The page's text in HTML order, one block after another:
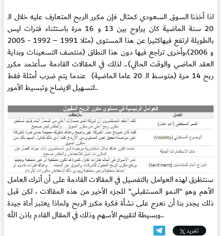
اذا أخذنا السوق السعودي كمثال فإن مكرر الربح المتعارف عليه خلال الـ
20 سنة الماضية كان يراوح بين 13 و 16 مرة باستثناء فترات ليس
بالطويلة ارتفع فيهاكثيرا عن هذا المستوى (مثلا 1991 – 1992 - 2005
و 2006)،وأخرى تراجع فيها دون هذا النطاق (منتصف التسعينات وبداية
العقد الماضي والوقت الحالي).. لذلك في المقالات القادمة سأعتمد مكرر
ربح 14 مرة (متوسط الـ 20 عاما الماضية) عندما يتم ضرب أمثلة فقط
لتسهيل الايضاح وتبسيط الأمور..
سنتظرق لهذه العوامل بالتفصيل في المقالات القادمة على أن أترك العامل
الأهم وهو "النمو المستقبلي" للجزء الأخير من هذه المقالات ، لكن قبل
ذلك يجدر بنا أن نعرج على نشأة فكرة مكرر الربح ولماذا يعتبر أداة جيدة
وبسيطة لتقييم الأسهم وذلك في المقال القادم باذن الله..
تغريد